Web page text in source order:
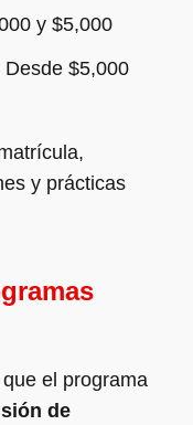
y $5,000
Desde $5,000
y prácticas
el programa
de